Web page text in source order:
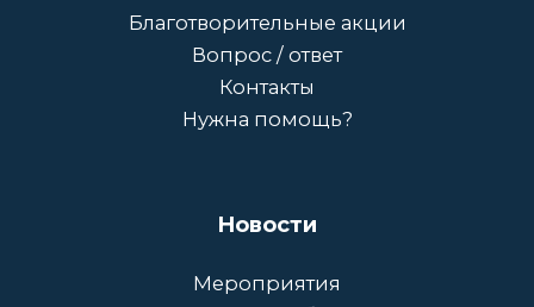
Благотворительные акции
Вопрос / ответ
Контакты
Нужна помощь?
Новости
Мероприятия